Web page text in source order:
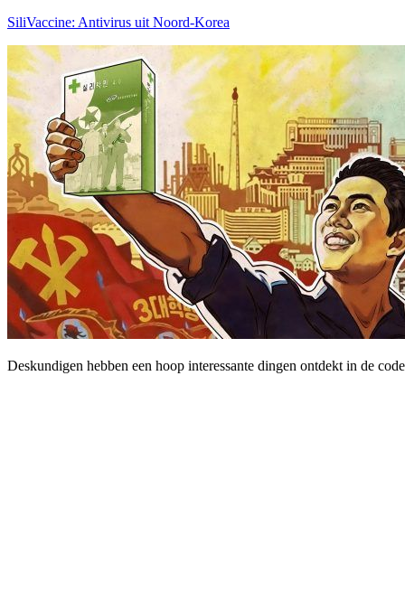
SiliVaccine: Antivirus uit Noord-Korea
Deskundigen hebben een hoop interessante dingen ontdekt in de